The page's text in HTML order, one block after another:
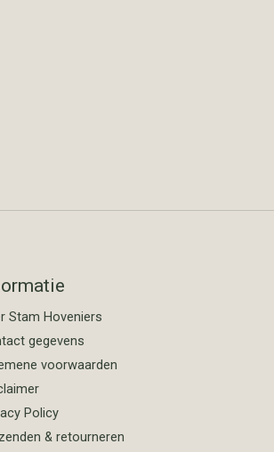
Stam Hoveniers
gegevens
voorwaarden
Policy
& retourneren